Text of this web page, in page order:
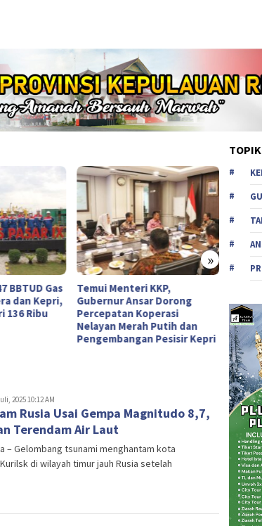
»
BBTUD Gas
dan Kepri,
136 Ribu
Temui Menteri KKP,
Gubernur Ansar Dorong
Percepatan Koperasi
Nelayan Merah Putih dan
Pengembangan Pesisir Kepri
2025 10:12 AM
Rusia Usai Gempa Magnitudo 8,7,
Terendam Air Laut
– Gelombang tsunami menghantam kota
di wilayah timur jauh Rusia setelah